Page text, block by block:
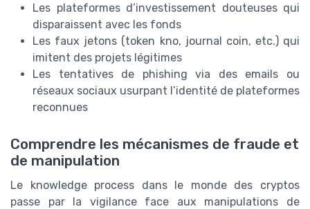
Les plateformes d’investissement douteuses qui
disparaissent avec les fonds
Les faux jetons (token kno, journal coin, etc.) qui
imitent des projets légitimes
Les tentatives de phishing via des emails ou
réseaux sociaux usurpant l’identité de plateformes
reconnues
Comprendre les mécanismes de fraude et
de manipulation
Le knowledge process dans le monde des cryptos
passe par la vigilance face aux manipulations de